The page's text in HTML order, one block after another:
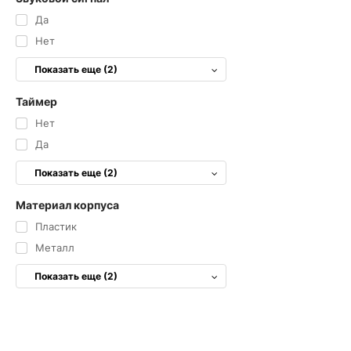
Да
Нет
Показать еще (2)
Таймер
Нет
Да
Показать еще (2)
Материал корпуса
Пластик
Металл
Показать еще (2)